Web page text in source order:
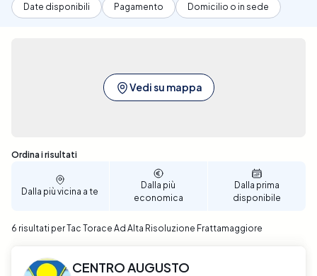
Date disponibili Pagamento Domicilio o in sede
Vedi su mappa
Sono stati trovati 6 risultati
Ordina i risultati
Dalla più vicina a te
Dalla più
economica
Dalla prima
disponibile
6 risultati per Tac Torace Ad Alta Risoluzione Frattamaggiore
CENTRO AUGUSTO